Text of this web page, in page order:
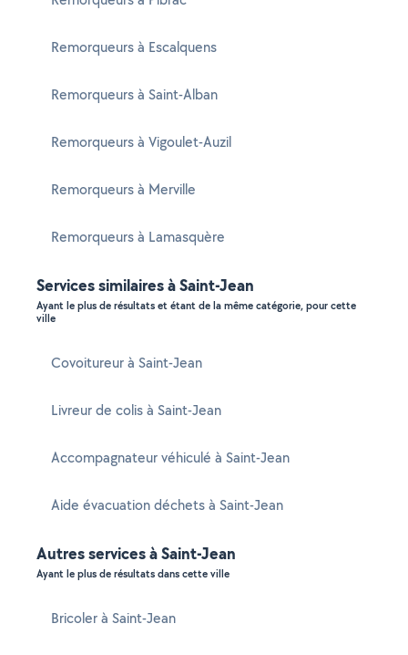
Remorqueurs à Escalquens
Remorqueurs à Saint-Alban
Remorqueurs à Vigoulet-Auzil
Remorqueurs à Merville
Remorqueurs à Lamasquère
Services similaires à Saint-Jean
Ayant le plus de résultats et étant de la même catégorie, pour cette
ville
Covoitureur à Saint-Jean
Livreur de colis à Saint-Jean
Accompagnateur véhiculé à Saint-Jean
Aide évacuation déchets à Saint-Jean
Autres services à Saint-Jean
Ayant le plus de résultats dans cette ville
Bricoler à Saint-Jean